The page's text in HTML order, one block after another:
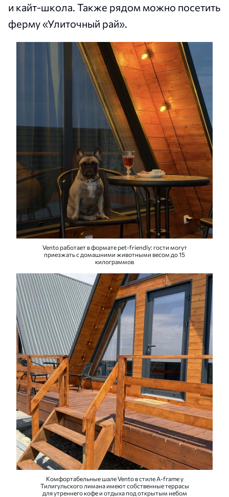
и кайт-школа. Также рядом можно посетить
ферму «Улиточный рай».
Vento работает в формате pet-friendly: гости могут
приезжать с домашними животными весом до 15
килограммов
Комфортабельные шале Vento в стиле A-frame у
Тилигульского лимана имеют собственные террасы
для утреннего кофе и отдыха под открытым небом